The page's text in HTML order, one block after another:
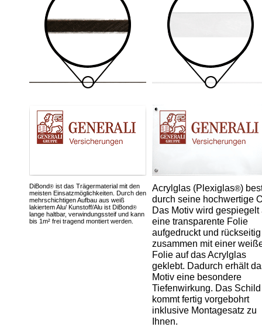
DiBond® ist das Trägermaterial mit den
meisten Einsatzmöglichkeiten. Durch den
mehrschichtigen Aufbau aus weiß
lakiertem Alu/ Kunstoff/Alu ist DiBond®
lange haltbar, verwindungssteif und kann
bis 1m² frei tragend montiert werden.
Acrylglas (Plexiglas®)
durch seine hochwertige
Das Motiv wird gespiegelt
eine transparente Folie
aufgedruckt und rückseitig
zusammen mit einer
Folie auf das Acrylglas
geklebt. Dadurch erhält
Motiv eine besondere
Tiefenwirkung. Das Schild
kommt fertig vorgebohrt
inklusive Montagesatz zu
Ihnen.